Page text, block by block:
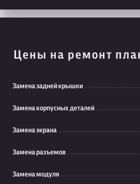
Цены на ремонт
Замена задней крышки
Замена корпусных деталей
Замена экрана
Замена разъемов
Замена модуля